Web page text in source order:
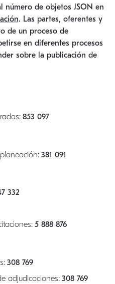
número de objetos JSON en
. Las partes, oferentes y
de un proceso de
en diferentes procesos
sobre la publicación de
853 097
381 091
332
5 888 876
308 769
adjudicaciones: 308 769